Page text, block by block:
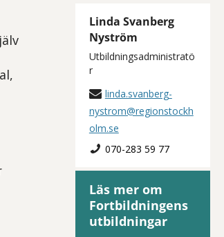
Linda Svanberg
Nyström
Utbildningsadministratö
r
linda.svanberg-
nystrom@regionstockh
olm.se
070-283 59 77
Läs mer om
Fortbildningens
utbildningar